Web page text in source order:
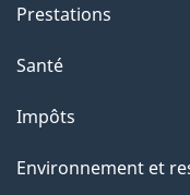
Prestations
Santé
Impôts
Environnement et